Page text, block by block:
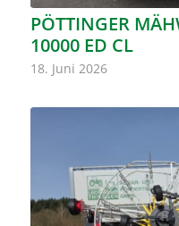
PÖTTINGER
10000 ED CL
18. Juni 2026